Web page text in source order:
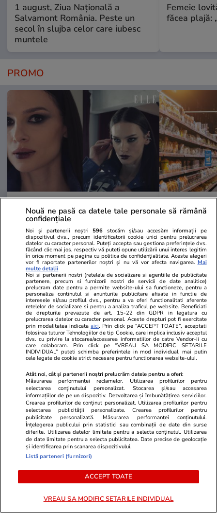
1 august, Ziua Națională a
Salvamont România. Peste un
secol în slujba celor care iubesc
muntele
Femeie
făcea plajă:
PROMO
Advertorial
Smart is the new chic: Cum ne
ajută tehnologia să ne reinventăm
Advertorial
Înscrie-te
PARTENERI
Wowbiz.ro
Medicii au stabilit cu ce boală se
confruntă, de fapt, Miruna!
Adolescenta în vârstă de 18 ani
se află în stare gravă, după ce a
contractat o bacterie pe litoral
Redactia.ro
De ce a
lucru
timp ce era
POLITIC
Nouă ne pasă ca datele tale personale să rămână
confidențiale
Noi și partenerii noștri 596 stocăm și/sau accesăm informații pe
dispozitivul dvs., precum identificatorii cookie unici pentru prelucrarea
datelor cu caracter personal. Puteți accepta sau gestiona preferințele dvs.
făcând clic mai jos, respectiv vă puteți opune utilizării unui interes legitim
în orice moment pe pagina cu politica de confidențialitate. Aceste alegeri
vor fi raportate partenerilor noștri și nu vă vor afecta navigarea. Mai
multe detalii
Noi si partenerii nostri (retelele de socializare si agentiile de publicitate
partenere, precum si furnizorii nostri de servicii de date analitice)
prelucram date pentru a permite website-ului sa functioneze, pentru a
personaliza continutul si anunturile publicitare afisate in functie de
interesele si/sau profilul dvs., pentru a va oferi functionalitati aferente
retelelor de socializare si pentru a analiza traficul pe website. Beneficiati
de drepturile prevazute de art. 15-22 din GDPR in legatura cu
prelucrarea datelor cu caracter personal. Aceste drepturi pot fi exercitate
prin modalitatea indicataaici. Prin click pe “ACCEPT TOATE”, acceptati
folosirea tuturor Tehnologiilor de tip Cookie, care implica inclusiv acceptul
dvs. cu privire la stocarea/accesarea informatiilor de catre Vendor-ii cu
care colaboram. Prin click pe “VREAU SA MODIFIC SETARILE
INDIVIDUAL” puteti schimba preferintele in mod individual, mai putin
cele legate de cookie strict necesare pentru functionarea website-ului.
Atât noi, cât și partenerii noștri prelucrăm datele pentru a oferi:
Măsurarea performanței reclamelor. Utilizarea profilurilor pentru
selectarea conținutului personalizat. Stocarea și/sau accesarea
informațiilor de pe un dispozitiv. Dezvoltarea și îmbunătățirea serviciilor.
Crearea profilurilor de conținut personalizat. Utilizarea profilurilor pentru
selectarea publicității personalizate. Crearea profilurilor pentru
publicitate personalizată. Măsurarea performanței conținutului.
Înțelegerea publicului prin statistici sau combinații de date din surse
diferite. Utilizarea datelor limitate pentru a selecta conținutul. Utilizarea
de date limitate pentru a selecta publicitatea. Date precise de geolocație
și identificarea prin scanarea dispozitivului.
Listă parteneri (furnizori)
ACCEPT TOATE
VREAU SA MODIFIC SETARILE INDIVIDUAL